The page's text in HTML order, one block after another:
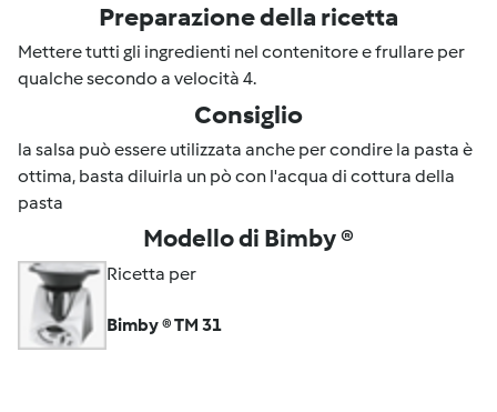
Preparazione della ricetta
Mettere tutti gli ingredienti nel contenitore e frullare per
qualche secondo a velocità 4.
Consiglio
la salsa può essere utilizzata anche per condire la pasta è
ottima, basta diluirla un pò con l'acqua di cottura della
pasta
Modello di Bimby ®
Ricetta per
Bimby ® TM 31